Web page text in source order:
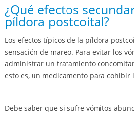
¿Qué efectos
píldora postcoital?
Los efectos típicos de la píldora
sensación de mareo. Para evitar los
administrar un tratamiento
esto es, un medicamento para cohibir
Debe saber que si sufre vómitos